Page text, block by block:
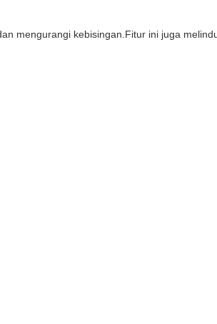
mengurangi kebisingan.Fitur ini juga